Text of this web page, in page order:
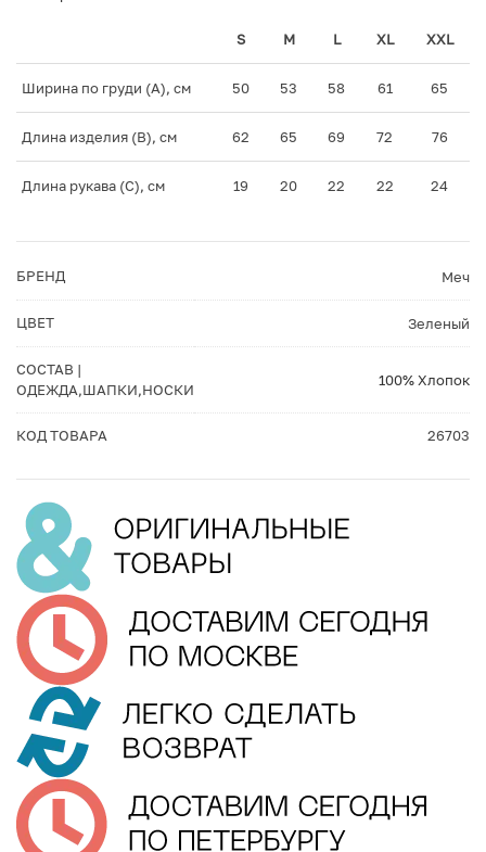
S M L XL XXL
Ширина по груди (A), см 50 53 58 61 65
Длина изделия (B), см 62 65 69 72 76
Длина рукава (C), см 19 20 22 22 24
БРЕНД Меч
ЦВЕТ Зеленый
СОСТАВ |
ОДЕЖДА,ШАПКИ,НОСКИ
100% Хлопок
КОД ТОВАРА 26703